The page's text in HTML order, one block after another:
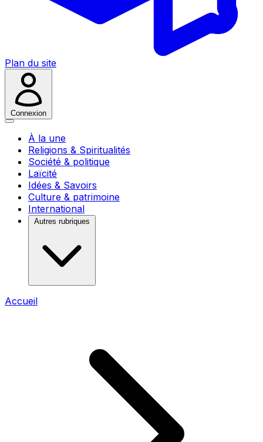
Plan du site
Connexion
À la une
Religions & Spiritualités
Société & politique
Laïcité
Idées & Savoirs
Culture & patrimoine
International
Autres rubriques
Accueil